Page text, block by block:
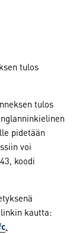
tulos
tulos
pidetään
voi
koodi
kautta:
.